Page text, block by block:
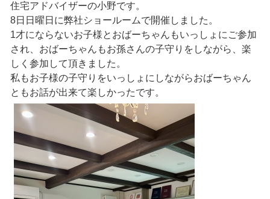
住宅アドバイザーの小野です。
8日日曜日に弊社ショールームで開催しました。
1才にならないお子様とおばーちゃんもいっしょにご参加
され、おばーちゃんもお孫さんの子守りをしながら、楽
しく参加して頂きました。
私もお子様の子守りをいっしょにしながらおばーちゃん
ともお話が出来て楽しかったです。